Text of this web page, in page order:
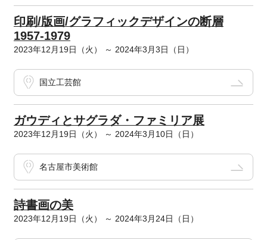
印刷/版画/グラフィックデザインの断層
1957-1979
2023年12月19日（火） ～ 2024年3月3日（日）
国立工芸館
ガウディとサグラダ・ファミリア展
2023年12月19日（火） ～ 2024年3月10日（日）
名古屋市美術館
詩書画の美
2023年12月19日（火） ～ 2024年3月24日（日）